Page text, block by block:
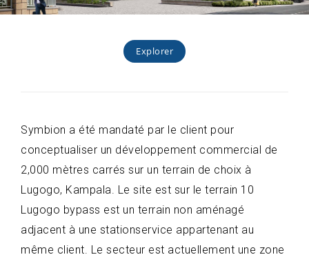
Explorer
Symbion a été mandaté par le client pour
conceptualiser un développement commercial de
2,000 mètres carrés sur un terrain de choix à
Lugogo, Kampala. Le site est sur le terrain 10
Lugogo bypass est un terrain non aménagé
adjacent à une stationservice appartenant au
même client. Le secteur est actuellement une zone